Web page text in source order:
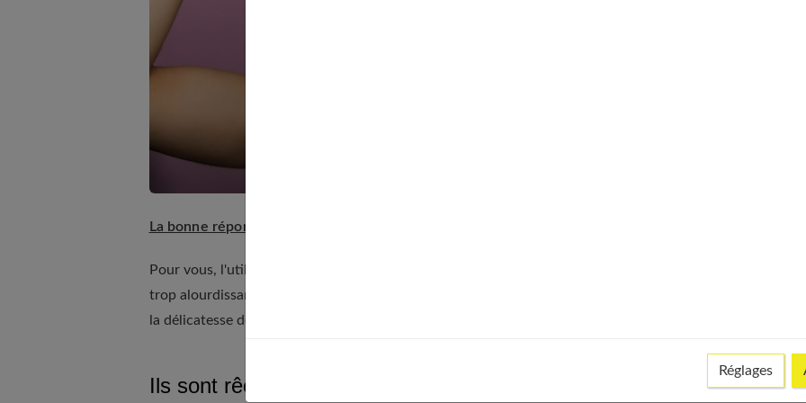
La bonne réponse
Pour vous, l'utilisation d'un après-shampooing démêlant est incontournable. Au baume ou à la crème
trop alourdissant, préférez une formule légère en spray ou un vinaigre de rinçage qui respectera mieux
la délicatesse de votre chevelure.
Ils sont rêches au toucher et leurs pointes sont fourchues
Réglages